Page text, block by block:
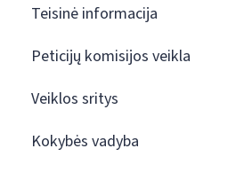
Teisinė informacija
Peticijų komisijos veikla
Veiklos sritys
Kokybės vadyba